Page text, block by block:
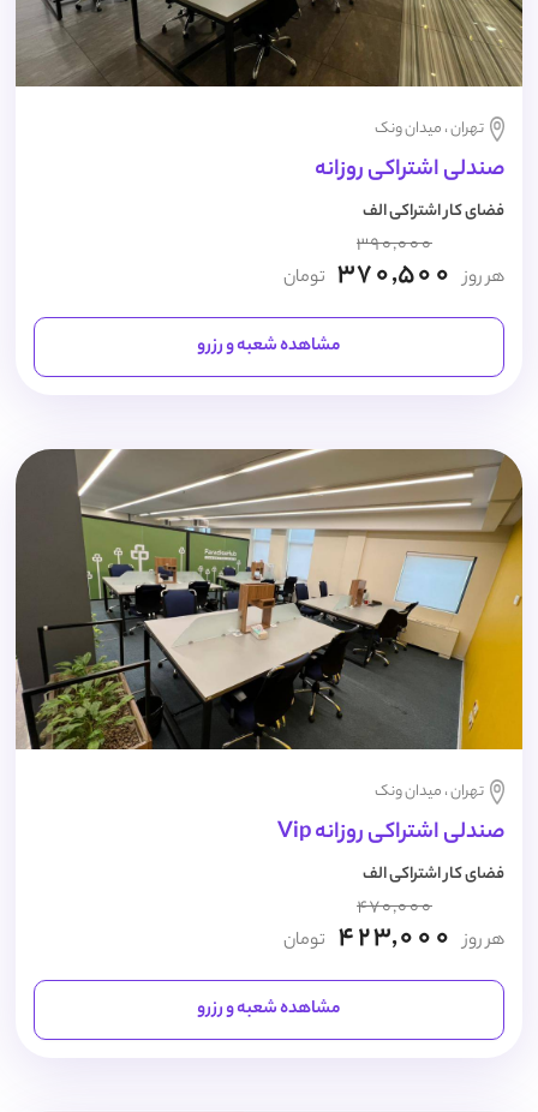
تهران ، میدان ونک
صندلی اشتراکی روزانه
فضای کار اشتراکی الف
هر روز
390,000
370,500 تومان
مشاهده شعبه و رزرو
تهران ، میدان ونک
صندلی اشتراکی روزانه Vip
فضای کار اشتراکی الف
هر روز
470,000
423,000 تومان
مشاهده شعبه و رزرو